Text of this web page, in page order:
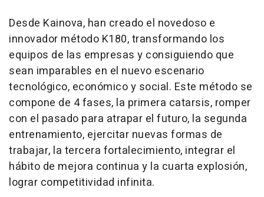
Desde Kainova, han creado el novedoso e
innovador método K180, transformando los
equipos de las empresas y consiguiendo que
sean imparables en el nuevo escenario
tecnológico, económico y social. Este método se
compone de 4 fases, la primera catarsis, romper
con el pasado para atrapar el futuro, la segunda
entrenamiento, ejercitar nuevas formas de
trabajar, la tercera fortalecimiento, integrar el
hábito de mejora continua y la cuarta explosión,
lograr competitividad infinita.